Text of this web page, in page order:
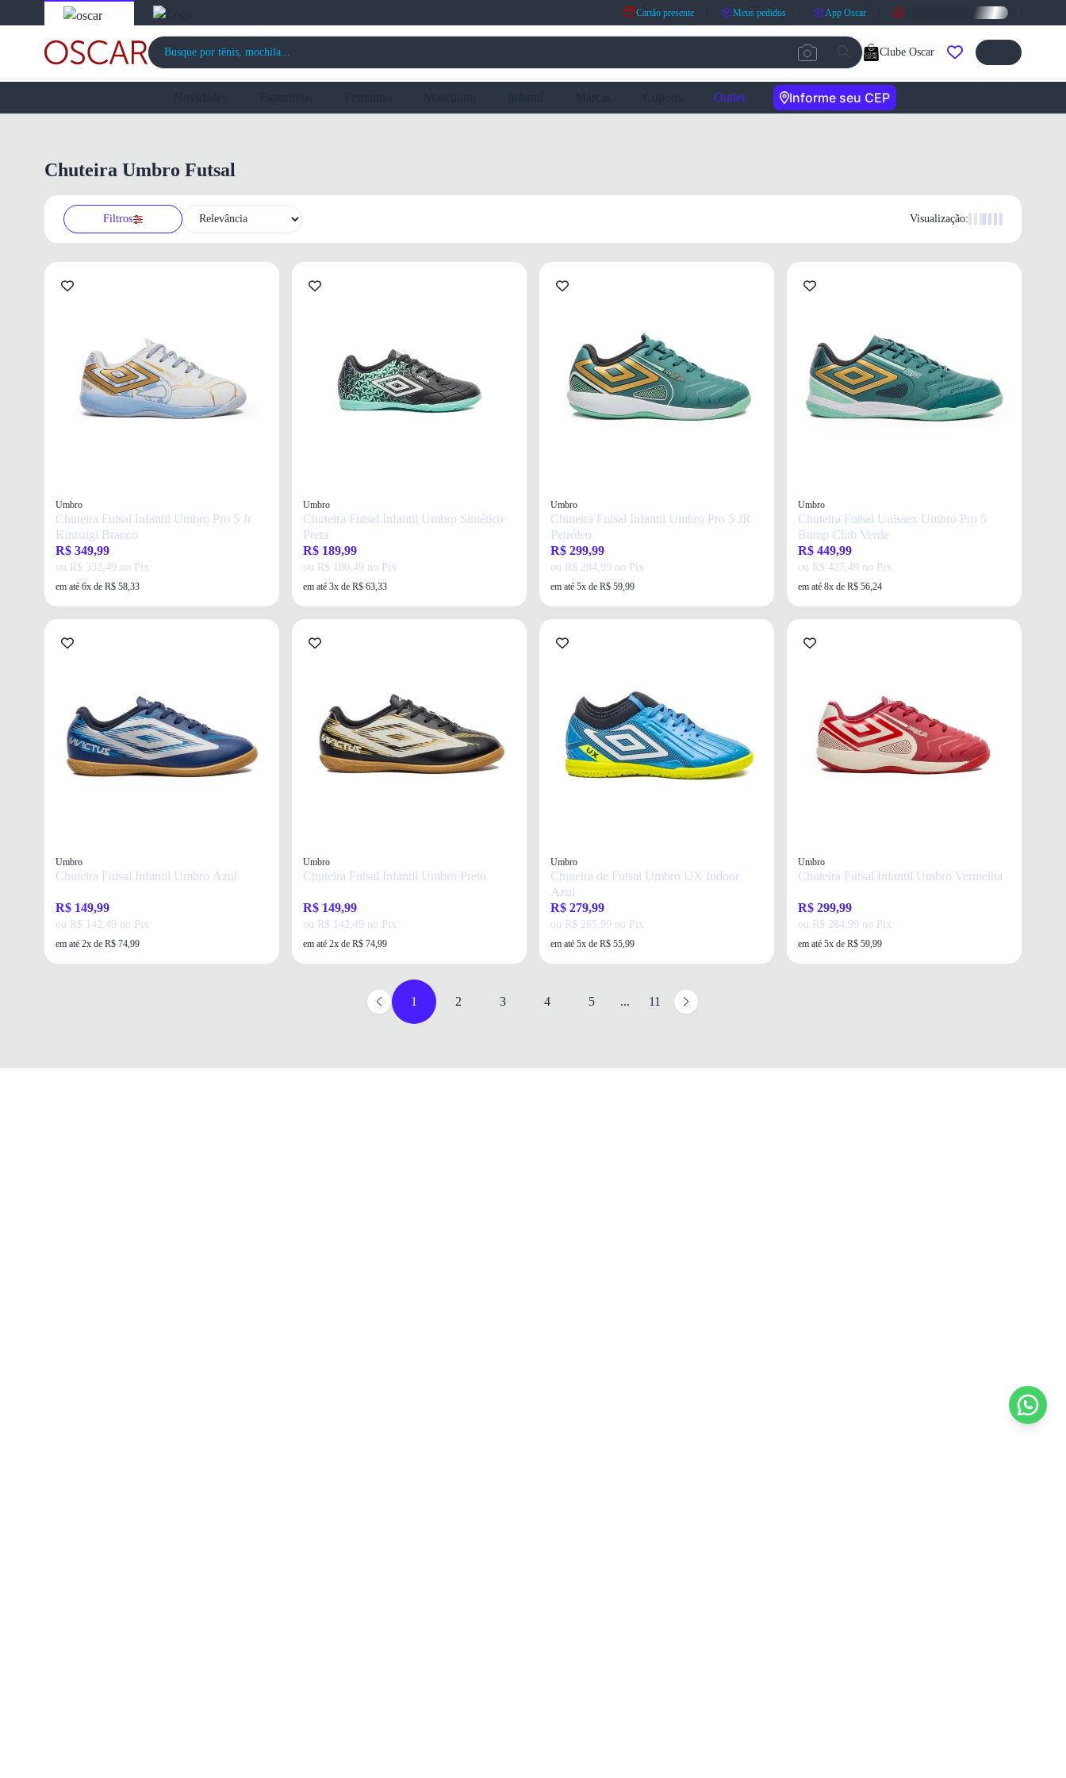
Cartão presente Meus pedidos App Oscar
Clube Oscar
Outlet Informe seu CEP
Chuteira Umbro Futsal
Filtros Visualização:
Umbro
Chuteira Futsal Infantil Umbro Pro 5 Jr
Kintsugi Branco
R$ 349,99
ou R$ 332,49 no Pix
em até 6x de R$ 58,33
Umbro
Chuteira Futsal Infantil Umbro Sintético
Preta
R$ 189,99
ou R$ 180,49 no Pix
em até 3x de R$ 63,33
Umbro
Chuteira Futsal Infantil Umbro Pro 5 JR
Petróleo
R$ 299,99
ou R$ 284,99 no Pix
em até 5x de R$ 59,99
Umbro
Chuteira Futsal Unissex Umbro Pro 5
Bump Club Verde
R$ 449,99
ou R$ 427,49 no Pix
em até 8x de R$ 56,24
Umbro
Chuteira Futsal Infantil Umbro Azul
R$ 149,99
ou R$ 142,49 no Pix
em até 2x de R$ 74,99
Umbro
Chuteira Futsal Infantil Umbro Preto
R$ 149,99
ou R$ 142,49 no Pix
em até 2x de R$ 74,99
Umbro
Chuteira de Futsal Umbro UX Indoor
Azul
R$ 279,99
ou R$ 265,99 no Pix
em até 5x de R$ 55,99
Umbro
Chuteira Futsal Infantil Umbro Vermelha
R$ 299,99
ou R$ 284,99 no Pix
em até 5x de R$ 59,99
1 2 3 4 5 ... 11